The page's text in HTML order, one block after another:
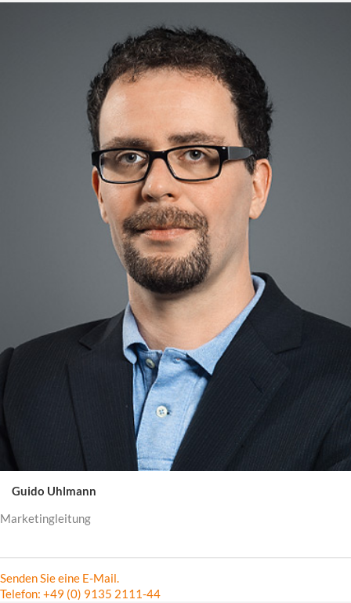
Guido Uhlmann
Marketingleitung
Senden Sie eine E-Mail.
Telefon: +49 (0) 9135 2111-44